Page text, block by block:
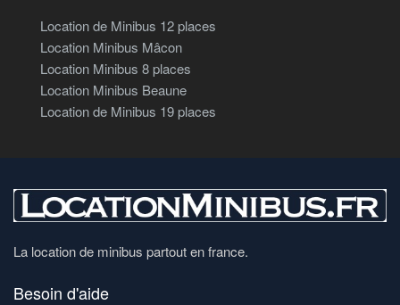
Location de Minibus 12 places
Location Minibus Mâcon
Location Minibus 8 places
Location Minibus Beaune
Location de Minibus 19 places
La location de minibus partout en france.
Besoin d'aide